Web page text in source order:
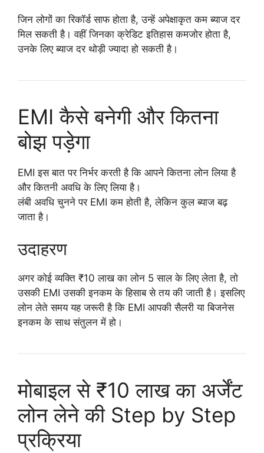
जिन लोगों का रिकॉर्ड साफ होता है, उन्हें अपेक्षाकृत कम ब्याज दर
मिल सकती है। वहीं जिनका क्रेडिट इतिहास कमजोर होता है,
उनके लिए ब्याज दर थोड़ी ज्यादा हो सकती है।
EMI कैसे बनेगी और कितना
बोझ पड़ेगा
EMI इस बात पर निर्भर करती है कि आपने कितना लोन लिया है
और कितनी अवधि के लिए लिया है।
लंबी अवधि चुनने पर EMI कम होती है, लेकिन कुल ब्याज बढ़
जाता है।
उदाहरण
अगर कोई व्यक्ति ₹10 लाख का लोन 5 साल के लिए लेता है, तो
उसकी EMI उसकी इनकम के हिसाब से तय की जाती है। इसलिए
लोन लेते समय यह जरूरी है कि EMI आपकी सैलरी या बिजनेस
इनकम के साथ संतुलन में हो।
मोबाइल से ₹10 लाख का अर्जेंट
लोन लेने की Step by Step
प्रक्रिया